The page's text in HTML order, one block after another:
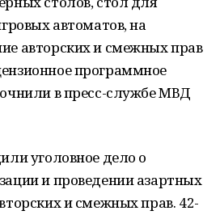
автоматов, на
авторских и смежных прав
программное
в пресс-службе МВД
уголовное дело о
и проведении азартных
и смежных прав. 42-